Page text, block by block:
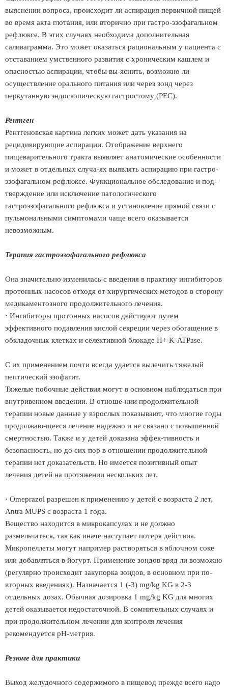
выяснении вопроса, происходит ли аспирация первичной пищей
во время акта глотания, или вторично при гастро-эзофагальном
рефлюксе. В этих случаях необходима дополнительная
саливаграмма. Это может оказаться рациональным у пациента с
отставанием умственного развития с хроническим кашлем и
опасностью аспирации, чтобы вы-яснить, возможно ли
осуществление орального питания или через зонд через
перкутанную эндоскопическую гастростому (PEC).
Рентген
Рентгеновская картина легких может дать указания на
рецидивирующие аспирации. Отображение верхнего
пищеварительного тракта выявляет анатомические особенности
и может в отдельных случа-ях выявлять аспирацию при гастро-
эзофагальном рефлюксе. Функциональное обследование и под-
тверждение или исключение патологического
гастроэзофагального рефлюкса и установление прямой связи с
пульмональными симптомами чаще всего оказывается
невозможным.
Терапия гастроэзофагального рефлюкса
Она значительно изменилась с введения в практику ингибиторов
протонных насосов отходя от хирургических методов в сторону
медикаментозного продолжительного лечения.
· Ингибиторы протонных насосов действуют путем
эффективного подавления кислой секреции через обогащение в
обкладочных клетках и селективной блокаде H+-K-ATPase.
С их применением почти всегда удается вылечить тяжелый
пептический эзофагит.
Тяжелые побочные действия могут в основном наблюдаться при
внутривенном введении. В отноше-нии продолжительной
терапии новые данные у взрослых показывают, что многие годы
продолжаю-щееся лечение надежно и не связано с повышенной
смертностью. Также и у детей доказана эффек-тивность и
безопасность, но до сих пор в отношении продолжительной
терапии нет доказательств. Но имеется позитивный опыт
лечения детей на протяжении нескольких лет.
· Omeprazol разрешен к применению у детей с возраста 2 лет,
Antra MUPS с возраста 1 года.
Вещество находится в микрокапсулах и не должно
размельчаться, так как иначе наступает потеря действия.
Микропеллеты могут например растворяться в яблочном соке
или добавляться в йогурт. Применение зондов вряд ли возможно
(регулярно происходит закупорка зондов, в основном при по-
вторных введениях). Назначается 1 (-3) mg/kg KG в 2-3
отдельных дозах. Обычная дозировка 1 mg/kg KG для многих
детей оказывается недостаточной. В сомнительных случаях и
при продолжительном лечении для контроля лечения
рекомендуется рН-метрия.
Резюме для практики
Выход желудочного содержимого в пищевод прежде всего надо